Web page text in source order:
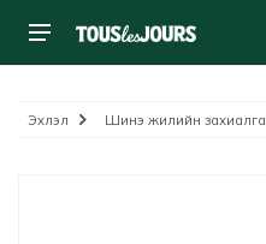
Эхлэл Шинэ жилийн захиалга